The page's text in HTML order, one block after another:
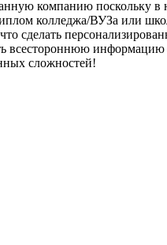
компанию поскольку
колледжа/ВУЗа или
сделать
всестороннюю
сложностей!